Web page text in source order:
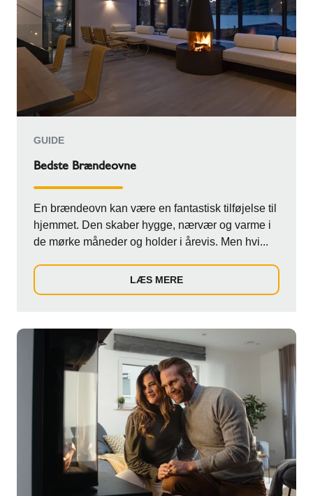
GUIDE
Bedste Brændeovne
En brændeovn kan være en fantastisk tilføjelse til
hjemmet. Den skaber hygge, nærvær og varme i
de mørke måneder og holder i årevis. Men hvi...
LÆS MERE